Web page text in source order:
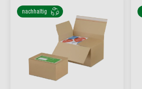
nachhaltig